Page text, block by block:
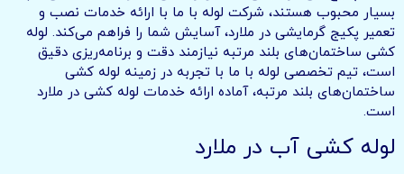
بسیار محبوب هستند، شرکت لوله با ما با ارائه خدمات نصب و
تعمیر پکیج گرمایشی در ملارد، آسایش شما را فراهم می‌کند. لوله
کشی ساختمان‌های بلند مرتبه نیازمند دقت و برنامه‌ریزی دقیق
است، تیم تخصصی لوله با ما با تجربه در زمینه لوله کشی
ساختمان‌های بلند مرتبه، آماده ارائه خدمات لوله کشی در ملارد
است.
لوله کشی آب در ملارد